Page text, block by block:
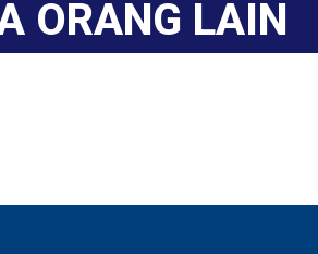
ORANG LAIN